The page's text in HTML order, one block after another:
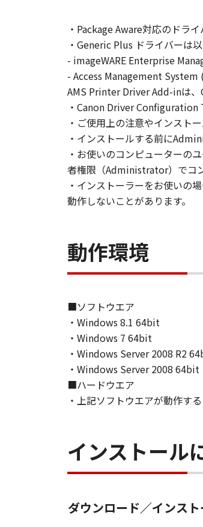
とはできません。
(2) お客様は、「本
することはできませ
３．著作権表示
お客様は、「本ソフ
りません。
４．所有権
「本ソフトウェア」
５．輸出
お客様は、日本国政
６．サポートおよび
キヤノン、キヤノン
トウェア」の使用を
７．保証の否認・免責
(1) 「本ソフトウェ
ノンの関連会社、そ
証を含め、いかなる
(2) キヤノン、キヤ
ソフトウェア」の使
定されない全ての損
(3) キヤノン、キヤ
８．契約期間
・Package Aware対応のドライ
・Generic Plus ドライバーは
- imageWARE Enterprise
- Access Management
AMS Printer Driver Add-inは、
・Canon Driver Configuration
・ご使用上の注意やインスト
・インストールする前に
・お使いのコンピューターの
者権限（Administrator）でコ
・インストーラーをお使いの
動作しないことがあります。
動作環境
■ソフトウエア
・Windows 8.1 64bit
・Windows 7 64bit
・Windows Server 2008 R2
・Windows Server 2008 64bit
■ハードウエア
・上記ソフトウエアが動作す
インストール
ダウンロード／インス